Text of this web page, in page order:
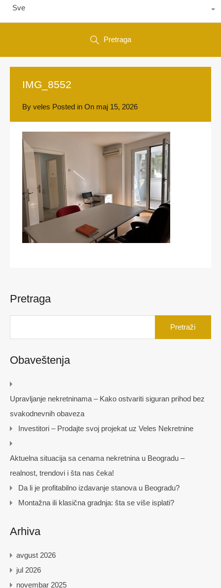
Sve
Pretraga
IMG_8552
By veles Posted in On maj 15, 2026
Pretraga
Obaveštenja
Upravljanje nekretninama – Kako ostvariti siguran prihod bez
svakodnevnih obaveza
Investitori – Prodajte svoj projekat uz Veles Nekretnine
Aktuelna situacija sa cenama nekretnina u Beogradu –
realnost, trendovi i šta nas čeka!
Da li je profitabilno izdavanje stanova u Beogradu?
Montažna ili klasična gradnja: šta se više isplati?
Arhiva
avgust 2026
jul 2026
novembar 2025